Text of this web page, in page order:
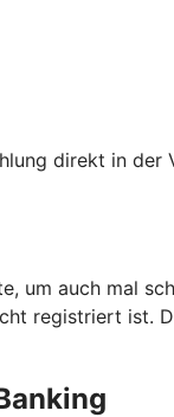
direkt in
um auch mal
registriert ist.